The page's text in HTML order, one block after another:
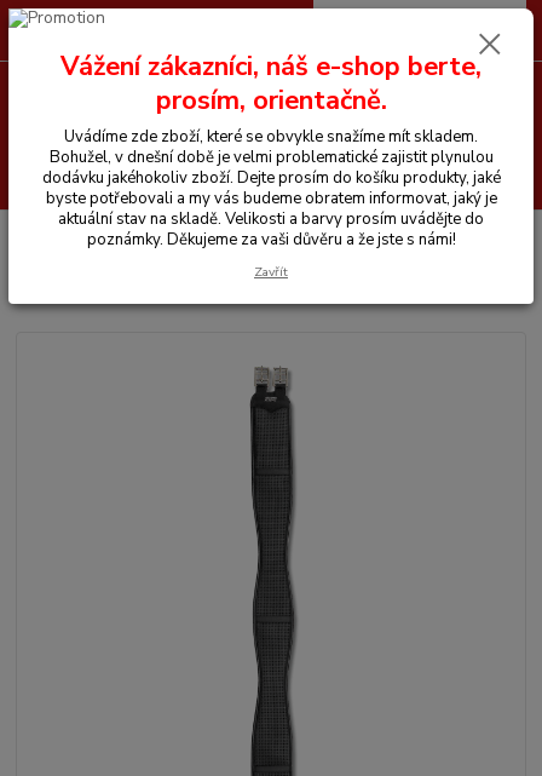
Hledat
+420 605 255 500 0 Kč
Vše pro koně Podbříšníky Podbřišník WINTEC
Podbřišník WINTEC
Vážení zákazníci, náš e-shop berte,
prosím, orientačně.
Uvádíme zde zboží, které se obvykle snažíme mít skladem.
Bohužel, v dnešní době je velmi problematické zajistit plynulou
dodávku jakéhokoliv zboží. Dejte prosím do košíku produkty, jaké
byste potřebovali a my vás budeme obratem informovat, jaký je
aktuální stav na skladě. Velikosti a barvy prosím uvádějte do
poznámky. Děkujeme za vaši důvěru a že jste s námi!
Zavřít